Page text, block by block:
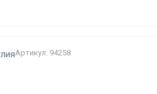
Артикул: 94258